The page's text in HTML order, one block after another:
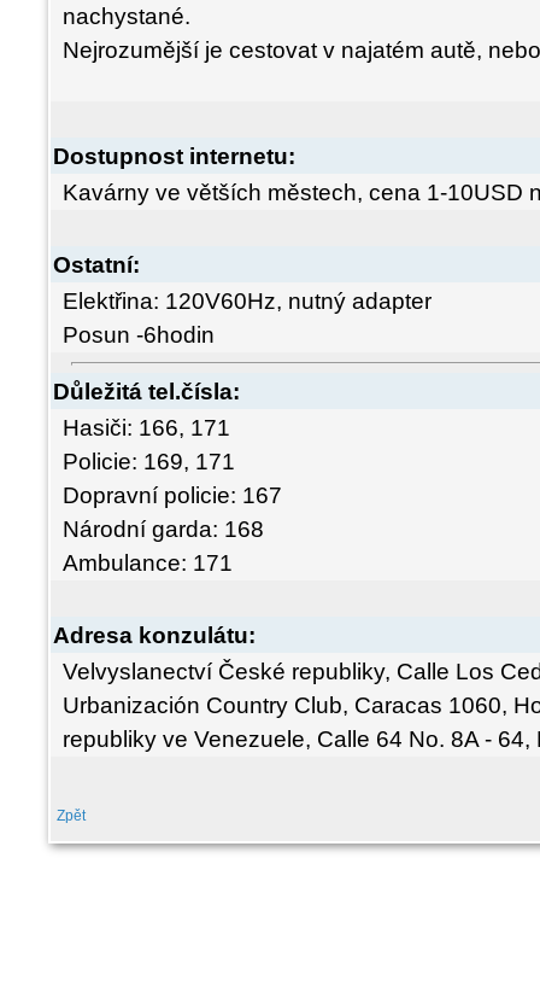
nachystané.
Nejrozumější je cestovat v najatém autě,
Dostupnost internetu:
Kavárny ve větších městech, cena 1-10USD
Ostatní:
Elektřina: 120V60Hz, nutný adapter
Posun -6hodin
Důležitá tel.čísla:
Hasiči: 166, 171
Policie: 169, 171
Dopravní policie: 167
Národní garda: 168
Ambulance: 171
Adresa konzulátu:
Velvyslanectví České republiky, Calle Los
Urbanización Country Club, Caracas 1060,
republiky ve Venezuele, Calle 64 No. 8A - 64,
Zpět